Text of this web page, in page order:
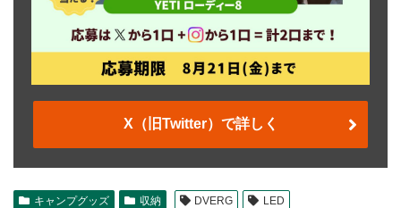
X（旧Twitter）で詳しく
キャンプグッズ 収納 DVERG
LED